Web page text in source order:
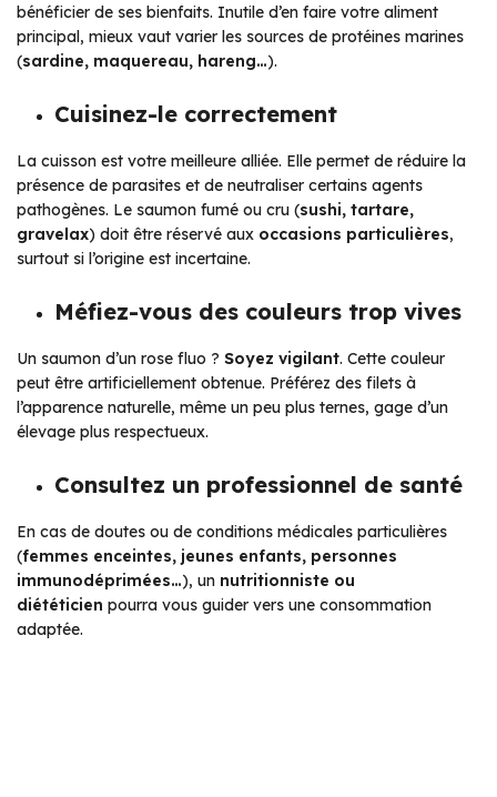
bénéficier de ses bienfaits. Inutile d’en faire votre aliment
principal, mieux vaut varier les sources de protéines marines
(sardine, maquereau, hareng…).
Cuisinez-le correctement
La cuisson est votre meilleure alliée. Elle permet de réduire la
présence de parasites et de neutraliser certains agents
pathogènes. Le saumon fumé ou cru (sushi, tartare,
gravelax) doit être réservé aux occasions particulières,
surtout si l’origine est incertaine.
Méfiez-vous des couleurs trop vives
Un saumon d’un rose fluo ? Soyez vigilant. Cette couleur
peut être artificiellement obtenue. Préférez des filets à
l’apparence naturelle, même un peu plus ternes, gage d’un
élevage plus respectueux.
Consultez un professionnel de santé
En cas de doutes ou de conditions médicales particulières
(femmes enceintes, jeunes enfants, personnes
immunodéprimées…), un nutritionniste ou
diététicien pourra vous guider vers une consommation
adaptée.